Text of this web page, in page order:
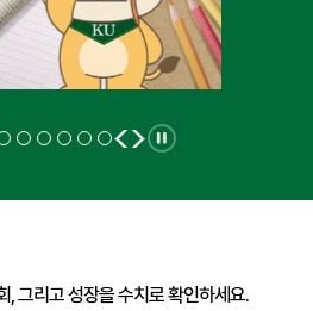
, 그리고 성장을 수치로 확인하세요.